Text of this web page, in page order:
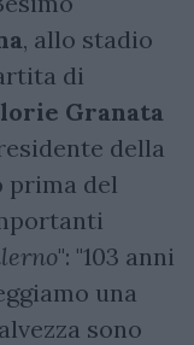
, allo stadio
di
Granata
della
prima del
": "103 anni
una
sono